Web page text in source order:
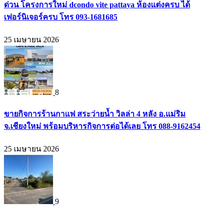
ด่วน โครงการใหม่ dcondo vite pattaya ห้องแต่งครบ ได้
เฟอร์นิเจอร์ครบ โทร 093-1681685
25 เมษายน 2026
8
ขายกิจการร้านกาแฟ สระว่ายน้ำ วิลล่า 4 หลัง อ.แม่ริม
จ.เชียงใหม่ พร้อมบริหารกิจการต่อได้เลย โทร 088-9162454
25 เมษายน 2026
9